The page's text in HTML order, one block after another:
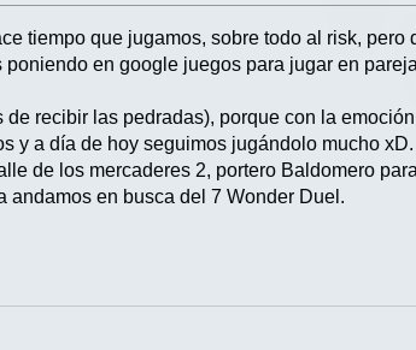
tiempo que jugamos, sobre todo al risk, pero
poniendo en google juegos para jugar en
recibir las pedradas), porque con la
y a día de hoy seguimos jugándolo mucho
de los mercaderes 2, portero Baldomero
andamos en busca del 7 Wonder Duel.